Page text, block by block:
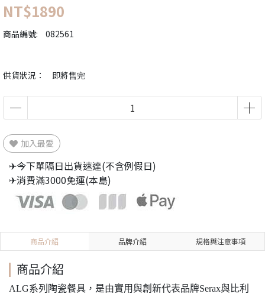
NT$1890
商品編號: 082561
供貨狀況： 即將售完
加入最愛
✈今下單隔日出貨速達(不含例假日)
✈消費滿3000免運(本島)
商品介紹 品牌介紹 規格與注意事項
商品介紹
ALG系列陶瓷餐具，是由實用與創新代表品牌Serax與比利